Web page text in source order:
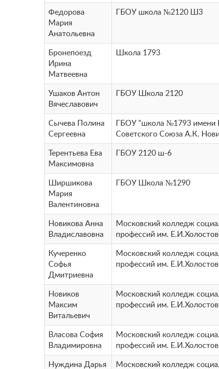
Федорова
Мария
Анатольевна
ГБОУ школа №2120 Ш3
Бронепоезд
Ирина
Матвеевна
Школа 1793
Ушаков Антон
Вячеславович
ГБОУ Школа 2120
Сычева Полина
Сергеевна
ГБОУ "школа №1793 имени
Советского Союза А.К.
Терентьева Ева
Максимовна
ГБОУ 2120 ш-6
Ширшикова
Мария
Валентиновна
ГБОУ Школа №1290
Новикова Анна
Владиславовна
Московский колледж
профессий им.
Кучеренко
Софья
Дмитриевна
Московский колледж
профессий им.
Новиков
Максим
Витальевич
Московский колледж
профессий им.
Власова София
Владимировна
Московский колледж
профессий им.
Нуждина Дарья
Московский колледж